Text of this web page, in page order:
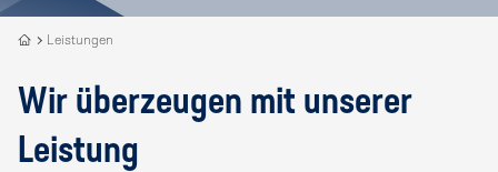
Recycling
our
DNA
Leistungen
Wir überzeugen mit unserer
Leistung